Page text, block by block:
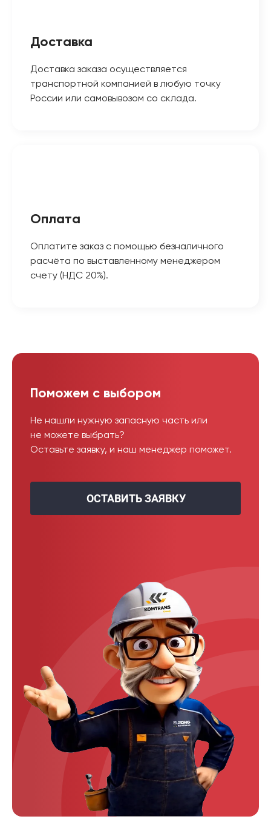
Доставка
Доставка заказа осуществляется
транспортной компанией в любую точку
России или самовывозом со склада.
Оплата
Оплатите заказ с помощью безналичного
расчёта по выставленному менеджером
счету (НДС 20%).
Поможем с выбором
Не нашли нужную запасную часть или
не можете выбрать?
Оставьте заявку, и наш менеджер поможет.
ОСТАВИТЬ ЗАЯВКУ